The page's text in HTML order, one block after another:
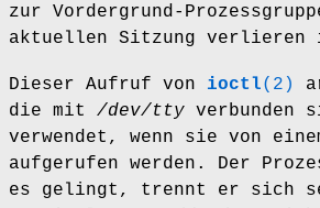
zur Vordergrund-
aktuellen Sitzung verlieren
Dieser Aufruf von ioctl(2)
die mit /dev/tty verbunden
verwendet, wenn sie von
aufgerufen werden. Der
es gelingt, trennt er sich